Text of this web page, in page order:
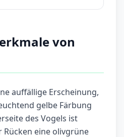
von
auffällige Erscheinung,
gelbe Färbung
des Vogels ist
eine olivgrüne